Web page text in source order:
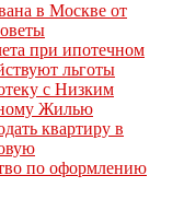
в Москве от
при ипотечном
льготы
с Низким
Жилью
квартиру в
по оформлению